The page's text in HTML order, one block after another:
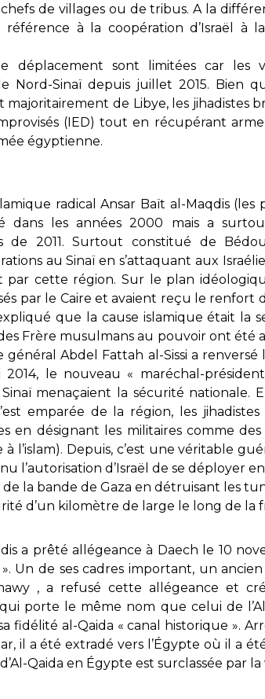
de villages ou de tribus. A la
à la coopération d’Israël à
déplacement sont limitées car les
Nord-Sinaï depuis juillet 2015. Bien
majoritairement de Libye, les jihadistes
(IED) tout en récupérant
égyptienne.
radical Ansar Baït al-Maqdis (les
dans les années 2000 mais a
de 2011. Surtout constitué de
au Sinaï en s’attaquant aux
par cette région. Sur le plan
par le Caire et avaient reçu le renfort
que la cause islamique était la
Frère musulmans au pouvoir ont été
général Abdel Fattah al-Sissi a
le nouveau « maréchal-
Sinaï menaçaient la sécurité nationale.
emparée de la région, les
en désignant les militaires comme des
l’islam). Depuis, c’est une véritable
l’autorisation d’Israël de se déployer
de la bande de Gaza en détruisant les
d’un kilomètre de large le long de la
a prêté allégeance à Daech le 10
Un de ses cadres important, un
, a refusé cette allégeance et
porte le même nom que celui de
fidélité al-Qaida « canal historique ».
il a été extradé vers l’Égypte où il a
Qaida en Égypte est surclassée par la